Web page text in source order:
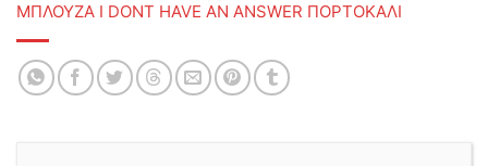
ΜΠΛΟΥΖΑ I DONT HAVE AN ANSWER ΠΟΡΤΟΚΑΛΙ